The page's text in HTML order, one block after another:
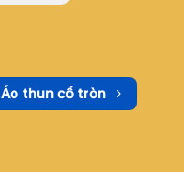
Áo thun cổ tròn